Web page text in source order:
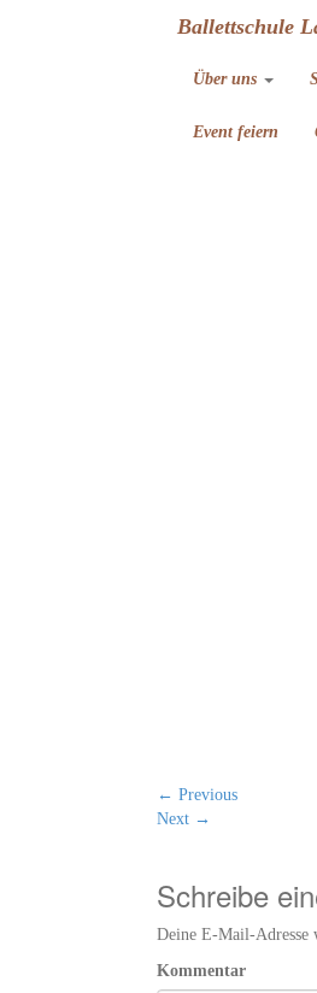
Ballettschule
Über uns
Event feiern
← Previous
Next →
Schreibe
Deine E-Mail-
Kommentar